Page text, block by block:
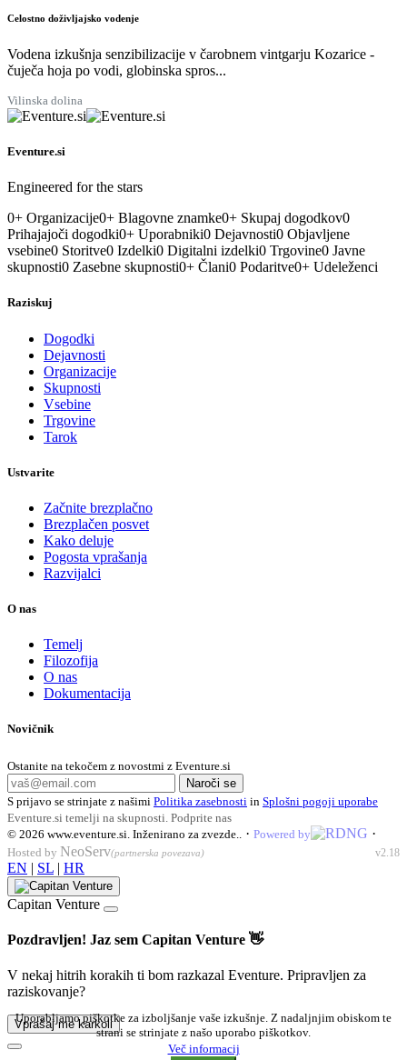
Celostno doživljajsko vodenje
Vodena izkušnja senzibilizacije v čarobnem vintgarju Kozarice -
čuječa hoja po vodi, globinska spros...
Vilinska dolina
Eventure.si
Engineered for the stars
0+ Organizacije0+ Blagovne znamke0+ Skupaj dogodkov0
Prihajajoči dogodki0+ Uporabniki0 Dejavnosti0 Objavljene
vsebine0 Storitve0 Izdelki0 Digitalni izdelki0 Trgovine0 Javne
skupnosti0 Zasebne skupnosti0+ Člani0 Podaritve0+ Udeleženci
Raziskuj
Dogodki
Dejavnosti
Organizacije
Skupnosti
Vsebine
Trgovine
Tarok
Ustvarite
Začnite brezplačno
Brezplačen posvet
Kako deluje
Pogosta vprašanja
Razvijalci
O nas
Temelj
Filozofija
O nas
Dokumentacija
Novičnik
Ostanite na tekočem z novostmi z Eventure.si
Naroči se
S prijavo se strinjate z našimi Politika zasebnosti in Splošni pogoji uporabe
Eventure.si temelji na skupnosti. Podprite nas
© 2026 www.eventure.si Inženirano za zvezde. · Powered by ·
Hosted by NeoServ(partnerska povezava) v2.18
EN | SL | HR
Capitan Venture
Pozdravljen! Jaz sem Capitan Venture 👋
V nekaj hitrih korakih ti bom razkazal Eventure. Pripravljen za
raziskovanje?
Vprašaj me karkoli
Uporabljamo piškotke za izboljšanje vaše izkušnje. Z nadaljnjim obiskom te
strani se strinjate z našo uporabo piškotkov.
Več informacij